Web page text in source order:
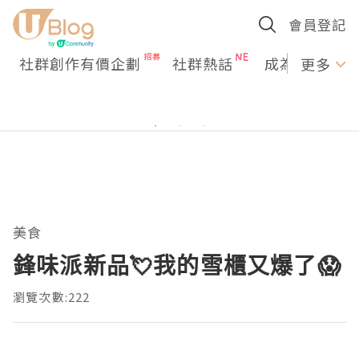
會員登記
社群創作有價企劃 社群熱話 成為U更多
美食
鋒味派新品💘我的雪櫃又爆了😱
瀏覽次數:222